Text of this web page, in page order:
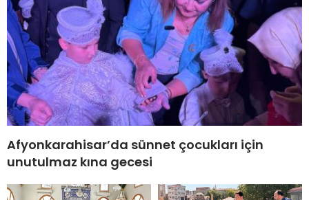
Afyonkarahisar’da sünnet çocukları için
unutulmaz kına gecesi